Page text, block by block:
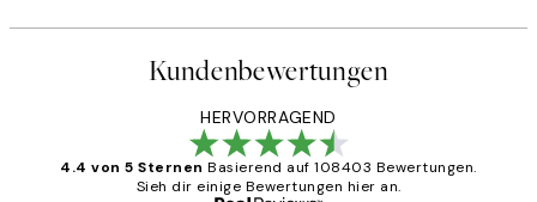
Kundenbewertungen
HERVORRAGEND
4.4 von 5 Sternen Basierend auf 108403 Bewertungen.
Sieh dir einige Bewertungen hier an.